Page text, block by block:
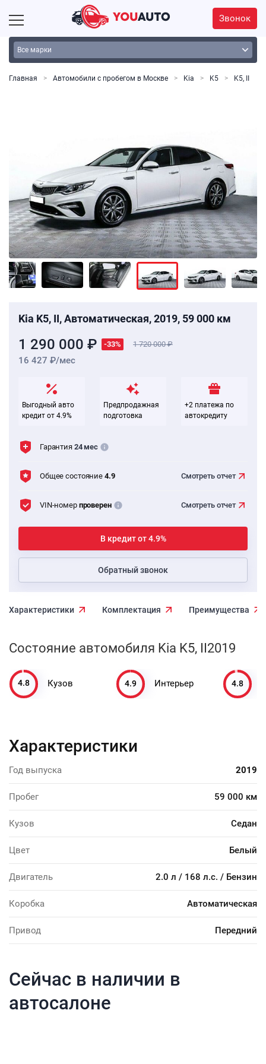
Звонок
Главная Автомобили с пробегом в Москве Kia K5 K5, II
Kia K5, II, Автоматическая, 2019, 59 000 км
1 290 000 ₽ -33% 1 720 000
16 427 ₽/мес
Выгодный авто
кредит от 4.9%
Предпродажная
подготовка
+2 платежа по
автокредиту
Гарантия 24 мес
Общее состояние 4.9 Смотреть отчет
VIN-номер проверен Смотреть отчет
В кредит от 4.9%
Обратный звонок
Характеристики Комплектация Преимущества
Состояние автомобиля Kia K5, II2019
4.8 Кузов 4.9 Интерьер 4.8
Характеристики
Год выпуска 2019
Пробег 59 000 км
Кузов Седан
Цвет Белый
Двигатель 2.0 л / 168 л.с. / Бензин
Коробка Автоматическая
Привод Передний
Сейчас в наличии в
автосалоне